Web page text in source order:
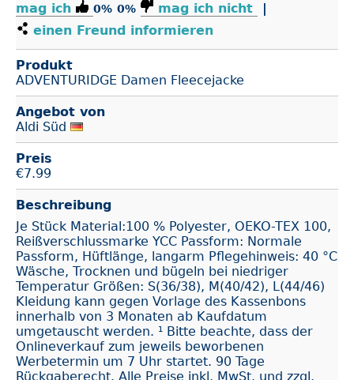
mag ich 0% 0% mag ich nicht
|
einen Freund informieren
Produkt
ADVENTURIDGE Damen Fleecejacke
Angebot von
Aldi Süd
Preis
€7.99
Beschreibung
Je Stück Material:100 % Polyester, OEKO-TEX 100,
Reißverschlussmarke YCC Passform: Normale
Passform, Hüftlänge, langarm Pflegehinweis: 40 °C
Wäsche, Trocknen und bügeln bei niedriger
Temperatur Größen: S(36/38), M(40/42), L(44/46)
Kleidung kann gegen Vorlage des Kassenbons
innerhalb von 3 Monaten ab Kaufdatum
umgetauscht werden. ¹ Bitte beachte, dass der
Onlineverkauf zum jeweils beworbenen
Werbetermin um 7 Uhr startet. 90 Tage
Rückgaberecht. Alle Preise inkl. MwSt. und zzgl.